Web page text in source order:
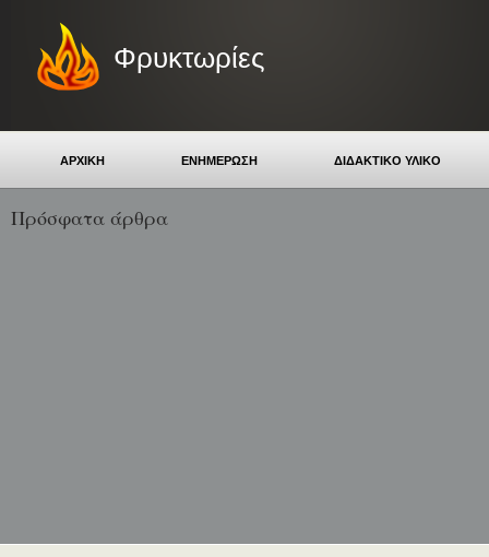
Φρυκτωρίες
ΑΡΧΙΚΗ ΕΝΗΜΕΡΩΣΗ ΔΙΔΑΚΤΙΚΟ ΥΛΙΚΟ
Πρόσφατα άρθρα